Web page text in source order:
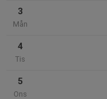
3
Mån
4
Tis
5
Ons